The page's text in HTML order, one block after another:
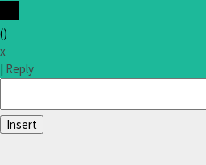
()
x
| Reply
Insert